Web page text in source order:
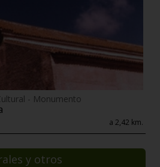
- Monumento
a 2,42 km.
y otros